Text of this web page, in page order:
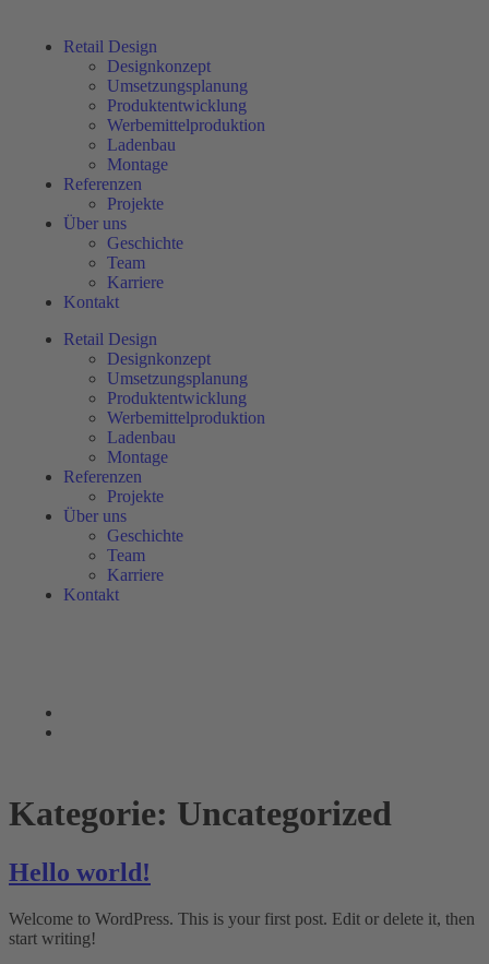
Retail Design
Designkonzept
Umsetzungsplanung
Produktentwicklung
Werbemittelproduktion
Ladenbau
Montage
Referenzen
Projekte
Über uns
Geschichte
Team
Karriere
Kontakt
Retail Design
Designkonzept
Umsetzungsplanung
Produktentwicklung
Werbemittelproduktion
Ladenbau
Montage
Referenzen
Projekte
Über uns
Geschichte
Team
Karriere
Kontakt
Kategorie: Uncategorized
Hello world!
Welcome to WordPress. This is your first post. Edit or delete it, then
start writing!